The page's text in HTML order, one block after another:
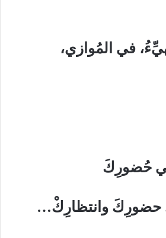
في المُوازي،
حُضورِكَ
وانتظارِكْ…